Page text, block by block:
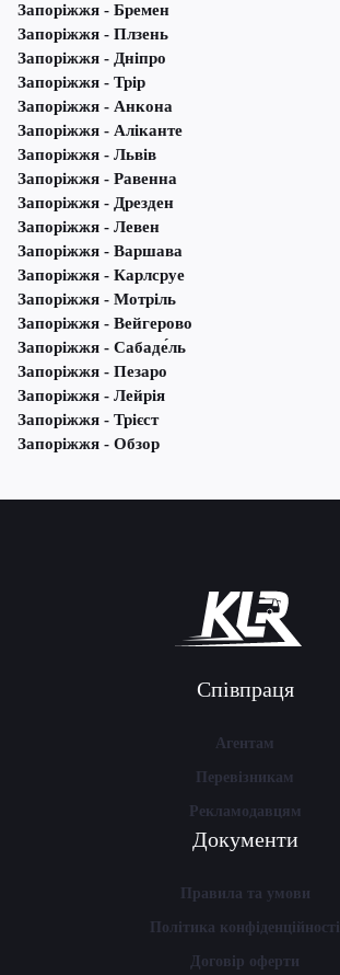
Запоріжжя - Бремен
Запоріжжя - Плзень
Запоріжжя - Дніпро
Запоріжжя - Трір
Запоріжжя - Анкона
Запоріжжя - Аліканте
Запоріжжя - Львів
Запоріжжя - Равенна
Запоріжжя - Дрезден
Запоріжжя - Левен
Запоріжжя - Варшава
Запоріжжя - Карлсруе
Запоріжжя - Мотріль
Запоріжжя - Вейгерово
Запоріжжя - Сабаде́ль
Запоріжжя - Пезаро
Запоріжжя - Лейрія
Запоріжжя - Трієст
Запоріжжя - Обзор
Співпраця
Агентам
Перевізникам
Рекламодавцям
Документи
Правила та умови
Політика конфіденційності
Договір оферти